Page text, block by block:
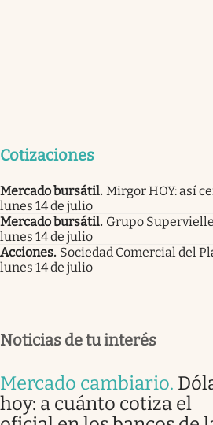
Cotizaciones
Mercado bursátil. Mirgor HOY: así
lunes 14 de julio
Mercado bursátil. Grupo
lunes 14 de julio
Acciones. Sociedad Comercial del
lunes 14 de julio
Noticias de tu interés
Mercado cambiario.
hoy: a cuánto cotiza el